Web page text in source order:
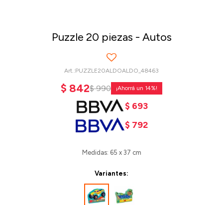
Puzzle 20 piezas - Autos
PUZZLE20ALDOALDO_48463
$ 842$ 990 14
$ 693
$ 792
Medidas: 65 x 37 cm
Variantes: